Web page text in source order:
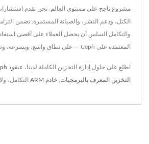
مشروع ناجح على مستوى العالم. نحن نقدم
والتكامل السلس أن يحصل العملاء على أقصى
المعتمدة على Ceph — على نطاق واسع، وبسرعة، وضمن الميزانية.
اطلع على حلول إدارة التخزين الكاملة لدينا، عنقود Ceph
التخزين المعرف بالبرمجيات, خادم ARM التكامل،